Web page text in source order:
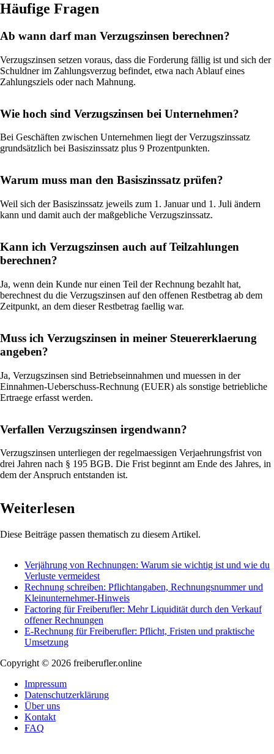
Häufige Fragen
Ab wann darf man Verzugszinsen berechnen?
Verzugszinsen setzen voraus, dass die Forderung fällig ist und sich der
Schuldner im Zahlungsverzug befindet, etwa nach Ablauf eines
Zahlungsziels oder nach Mahnung.
Wie hoch sind Verzugszinsen bei Unternehmen?
Bei Geschäften zwischen Unternehmen liegt der Verzugszinssatz
grundsätzlich bei Basiszinssatz plus 9 Prozentpunkten.
Warum muss man den Basiszinssatz prüfen?
Weil sich der Basiszinssatz jeweils zum 1. Januar und 1. Juli ändern
kann und damit auch der maßgebliche Verzugszinssatz.
Kann ich Verzugszinsen auch auf Teilzahlungen
berechnen?
Ja, wenn dein Kunde nur einen Teil der Rechnung bezahlt hat,
berechnest du die Verzugszinsen auf den offenen Restbetrag ab dem
Zeitpunkt, an dem dieser Restbetrag faellig war.
Muss ich Verzugszinsen in meiner Steuererklaerung
angeben?
Ja, Verzugszinsen sind Betriebseinnahmen und muessen in der
Einnahmen-Ueberschuss-Rechnung (EUER) als sonstige betriebliche
Ertraege erfasst werden.
Verfallen Verzugszinsen irgendwann?
Verzugszinsen unterliegen der regelmaessigen Verjaehrungsfrist von
drei Jahren nach § 195 BGB. Die Frist beginnt am Ende des Jahres, in
dem der Anspruch entstanden ist.
Weiterlesen
Diese Beiträge passen thematisch zu diesem Artikel.
Verjährung von Rechnungen: Warum sie wichtig ist und wie du
Verluste vermeidest
Rechnung schreiben: Pflichtangaben, Rechnungsnummer und
Kleinunternehmer-Hinweis
Factoring für Freiberufler: Mehr Liquidität durch den Verkauf
offener Rechnungen
E-Rechnung für Freiberufler: Pflicht, Fristen und praktische
Umsetzung
Copyright © 2026 freiberufler.online
Impressum
Datenschutzerklärung
Über uns
Kontakt
FAQ